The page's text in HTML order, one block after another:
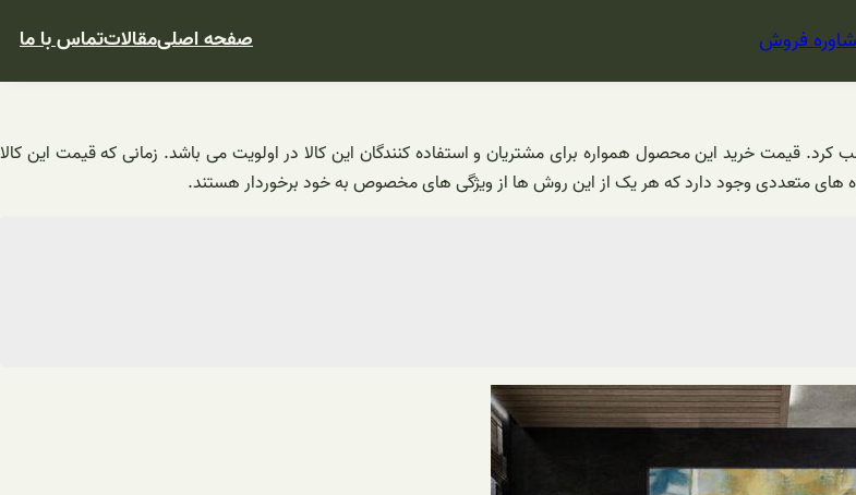
فروش صفحه اصلیمقالاتتماس با ما
قیمت خرید این محصول همواره برای مشتریان و استفاده کنندگان این کالا در اولویت می باشد. زمانی که قیمت این کالا
های متعددی وجود دارد که هر یک از این روش ها از ویژگی های مخصوص به خود برخوردار هستند.